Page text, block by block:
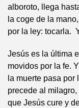
alboroto, llega
la coge de la
por la ley: tocarla.
Jesús es la última
movidos por la fe.
la muerte pasa
precede al
que Jesús cure y